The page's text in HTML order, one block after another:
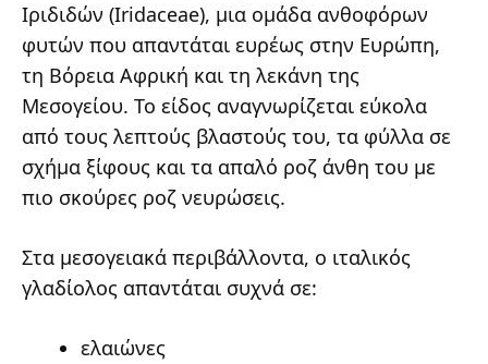
Ιριδιδών (Iridaceae), μια ομάδα ανθοφόρων
φυτών που απαντάται ευρέως στην Ευρώπη,
τη Βόρεια Αφρική και τη λεκάνη της
Μεσογείου. Το είδος αναγνωρίζεται εύκολα
από τους λεπτούς βλαστούς του, τα φύλλα σε
σχήμα ξίφους και τα απαλό ροζ άνθη του με
πιο σκούρες ροζ νευρώσεις.
Στα μεσογειακά περιβάλλοντα, ο ιταλικός
γλαδίολος απαντάται συχνά σε:
ελαιώνες